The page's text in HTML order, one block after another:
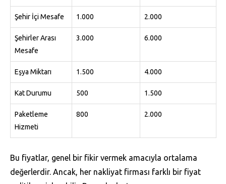
Şehir İçi Mesafe 1.000 2.000
Şehirler Arası
Mesafe
3.000 6.000
Eşya Miktarı 1.500 4.000
Kat Durumu 500 1.500
Paketleme
Hizmeti
800 2.000
Bu fiyatlar, genel bir fikir vermek amacıyla ortalama
değerlerdir. Ancak, her nakliyat firması farklı bir fiyat